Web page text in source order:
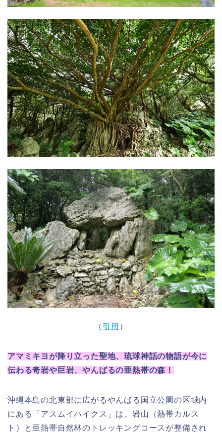
（ 引用 ）
アマミキヨが降り立った聖地、琉球神話の物語が今に
伝わる奇岩や巨岩、やんばるの亜熱帯の森！
沖縄本島の北東部に広がるやんばる国立公園の区域内
にある「アスムイハイクス」は、岩山（熱帯カルス
ト）と亜熱帯自然林のトレッキングコースが整備され